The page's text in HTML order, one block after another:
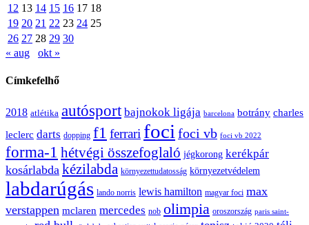
12 13 14 15 16 17 18
19 20 21 22 23 24 25
26 27 28 29 30
« aug
okt »
Címkefelhő
2018 atlétika autósport bajnokok ligája barcelona botrány charles
leclerc darts dopping f1 ferrari foci foci vb foci vb 2022
forma-1 hétvégi összefoglaló jégkorong kerékpár
kosárlabda kézilabda környezettudatosság környezetvédelem
labdarúgás lando norris lewis hamilton magyar foci max
verstappen mclaren mercedes nob olimpia oroszország paris saint-